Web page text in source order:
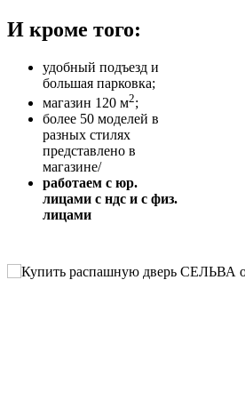
И кроме того:
удобный подъезд и
большая парковка;
магазин 120 м2;
более 50 моделей в
разных стилях
представлено в
магазине/
работаем с юр.
лицами с ндс и с физ.
лицами